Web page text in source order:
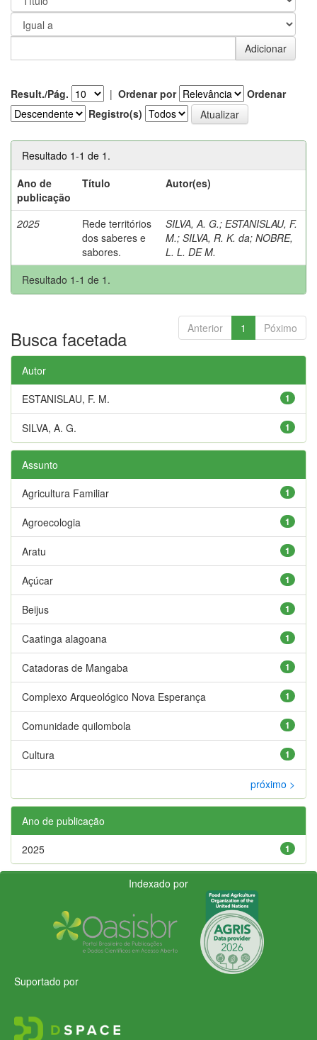
Result./Pág. | Ordenar por
Ordenar
Registro(s)
Resultado 1-1 de 1.
Ano de
publicação
Título Autor(es)
2025
Rede territórios
dos saberes e
sabores.
SILVA, A. G.; ESTANISLAU, F.
M.; SILVA, R. K. da; NOBRE,
L. L. DE M.
Resultado 1-1 de 1.
Anterior 1 Póximo
Busca facetada
Autor
1
ESTANISLAU, F. M.
1
SILVA, A. G.
Assunto
1
Agricultura Familiar
1
Agroecologia
1
Aratu
1
Açúcar
1
Beijus
1
Caatinga alagoana
1
Catadoras de Mangaba
1
Complexo Arqueológico Nova Esperança
1
Comunidade quilombola
1
Cultura
próximo >
Ano de publicação
1
2025
Indexado por
Suportado por